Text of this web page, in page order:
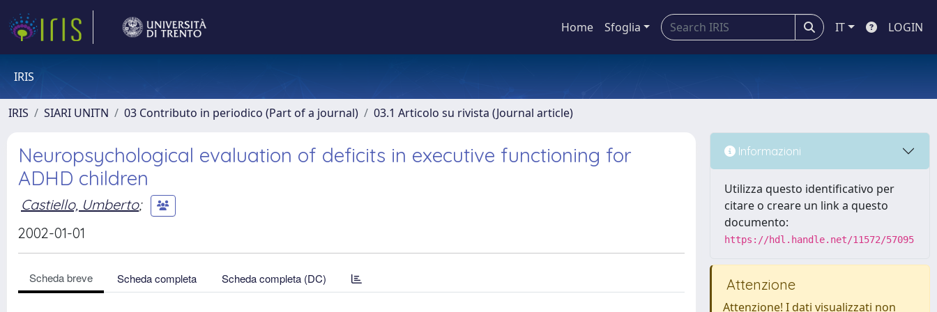
Home Sfoglia IT LOGIN
IRIS
IRIS SIARI UNITN 03 Contributo in periodico (Part of a journal) 03.1 Articolo su rivista (Journal article)
Neuropsychological evaluation of deficits in executive functioning for
ADHD children
Castiello, Umberto;
2002-01-01
Scheda breve Scheda completa Scheda completa (DC)
Informazioni
Utilizza questo identificativo per
citare o creare un link a questo
documento:
https://hdl.handle.net/11572/57095
Attenzione
Attenzione! I dati visualizzati non